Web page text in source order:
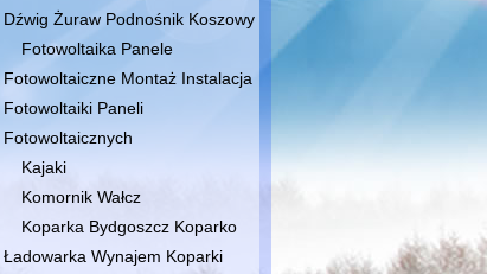
Dźwig Żuraw Podnośnik Koszowy
Fotowoltaika Panele
Fotowoltaiczne Montaż Instalacja
Fotowoltaiki Paneli
Fotowoltaicznych
Kajaki
Komornik Wałcz
Koparka Bydgoszcz Koparko
Ładowarka Wynajem Koparki